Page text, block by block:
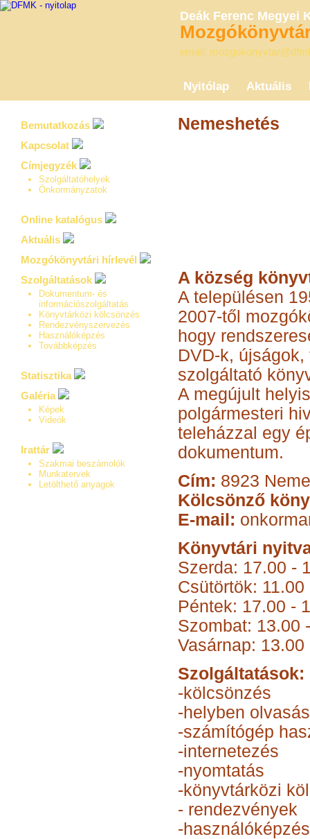
Deák Ferenc Megyei
email:
Nyitólap Aktuális
Bemutatkozás
Kapcsolat
Címjegyzék
Szolgáltatóhelyek
Önkormányzatok
Online katalógus
Aktuális
Mozgókönyvtári hírlevél
Szolgáltatások
Dokumentum- és
információszolgáltatás
Könyvtárközi kölcsönzés
Rendezvényszervezés
Használóképzés
Továbbképzés
Statisztika
Galéria
Képek
Videók
Irattár
Szakmai beszámolók
Munkatervek
Letölthető anyagok
Nemeshetés
A község
A településen
2007-től
hogy
DVD-k,
szolgáltató
A megújult
polgármesteri
teleházzal egy
dokumentum.
Cím: 8923
Kölcsönző
E-mail:
Könyvtári
Szerda: 17.00 -
Csütörtök: 11.00
Péntek: 17.00 -
Szombat: 13.00
Vasárnap: 13.00
Szolgáltatások:
-kölcsönzés
-helyben olvasás
-számítógép
-internetezés
-nyomtatás
-könyvtárközi
- rendezvények
-használóképzés